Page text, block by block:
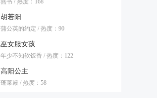
燕书 / 热度：168
胡若阳
蒲公英的约定 / 热度：90
巫女服女孩
年少不知软饭香 / 热度：122
高阳公主
蓬莱殿 / 热度：58